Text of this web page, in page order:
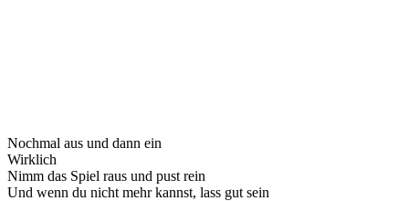
Nochmal aus und dann ein
Wirklich
Nimm das Spiel raus und pust rein
Und wenn du nicht mehr kannst, lass gut sein